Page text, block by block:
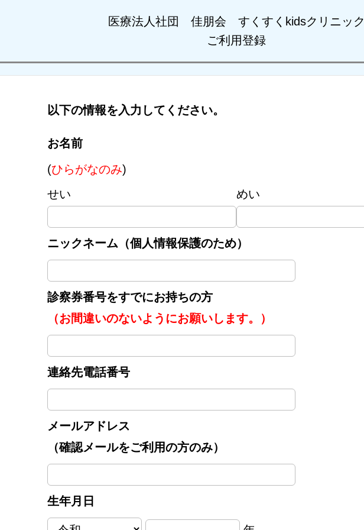
医療法人社団 佳朋会 すくすくkidsクリニック
ご利用登録
以下の情報を入力してください。
お名前
(ひらがなのみ)
せい
めい
ニックネーム（個人情報保護のため）
診察券番号をすでにお持ちの方
（お間違いのないようにお願いします。）
連絡先電話番号
メールアドレス
（確認メールをご利用の方のみ）
生年月日